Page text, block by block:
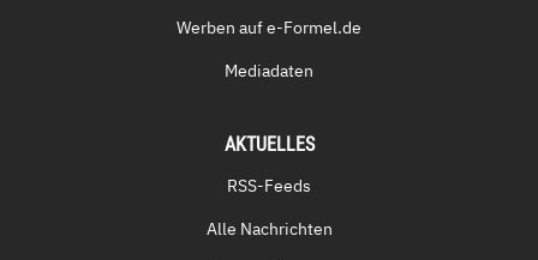
Werben auf e-Formel.de
Mediadaten
AKTUELLES
RSS-Feeds
Alle Nachrichten